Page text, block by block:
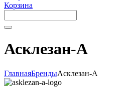
Корзина
Асклезан-А
ГлавнаяБрендыАсклезан-А